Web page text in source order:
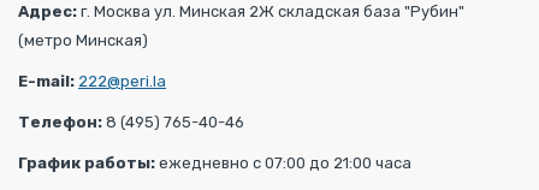
Адрес: г. Москва ул. Минская 2Ж складская база "Рубин"
(метро Минская)
E-mail: 222@peri.la
Телефон: 8 (495) 765-40-46
График работы: ежедневно с 07:00 до 21:00 часа